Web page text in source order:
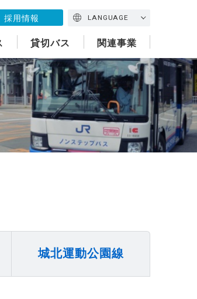
採用情報 LANGUAGE
貸切バス 関連事業
城北運動公園線